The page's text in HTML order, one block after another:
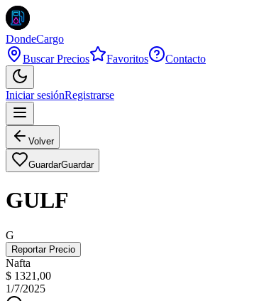
DondeCargo
Buscar Precios
Favoritos Contacto
Iniciar sesiónRegistrarse
Volver
GuardarGuardar
GULF
G
Reportar Precio
Nafta
$ 1321,00
1/7/2025